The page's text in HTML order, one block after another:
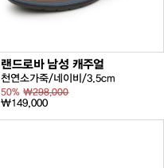
랜드로바 남성 캐주얼
천연소가죽/네이비/3.5cm
50%₩298,000
₩149,000